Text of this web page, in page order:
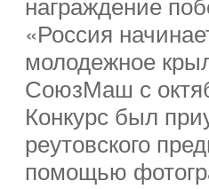
«Россия
молодежное
СоюзМаш с
Конкурс был
реутовского
помощью